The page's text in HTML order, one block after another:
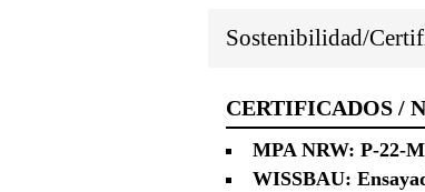
Sostenibilidad/
CERTIFICADOS /
MPA NRW: P-22-
WISSBAU: